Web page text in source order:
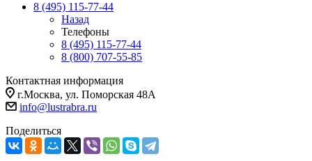
8 (495) 115-77-44
Назад
Телефоны
8 (495) 115-77-44
8 (800) 707-55-85
Контактная информация
г.Москва, ул. Поморская 48А
info@lustrabra.ru
Поделиться